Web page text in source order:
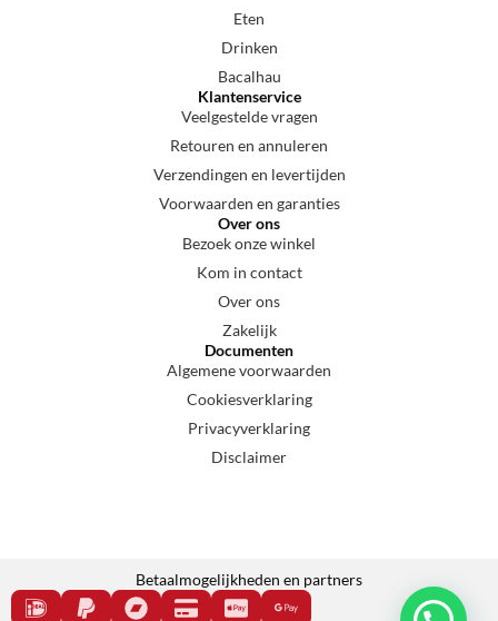
Eten
Drinken
Bacalhau
Klantenservice
Veelgestelde vragen
Retouren en annuleren
Verzendingen en levertijden
Voorwaarden en garanties
Over ons
Bezoek onze winkel
Kom in contact
Over ons
Zakelijk
Documenten
Algemene voorwaarden
Cookiesverklaring
Privacyverklaring
Disclaimer
Betaalmogelijkheden en partners